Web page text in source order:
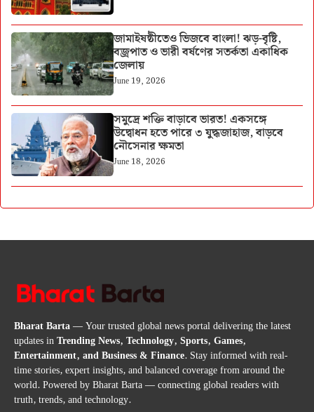
জামাইষষ্ঠীতেও ভিজবে বাংলা! ঝড়-বৃষ্টি,
বজ্রপাত ও ভারী বর্ষণের সতর্কতা একাধিক
জেলায়
June 19, 2026
সমুদ্রে শক্তি বাড়াবে ভারত! একসঙ্গে
উদ্বোধন হতে পারে ৩ যুদ্ধজাহাজ, বাড়বে
নৌসেনার ক্ষমতা
June 18, 2026
Bharat Barta— Your trusted global news portal delivering the latest
updates inTrending News, Technology, Sports, Games,
Entertainment, and Business & Finance. Stay informed with real-
time stories, expert insights, and balanced coverage from around the
world. Powered by Bharat Barta — connecting global readers with
truth, trends, and technology.